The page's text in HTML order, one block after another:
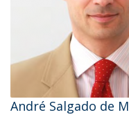
André Salgado de